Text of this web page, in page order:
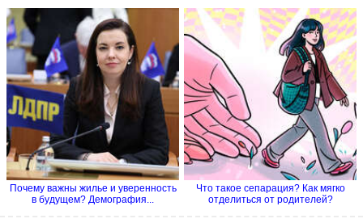
Почему важны жилье и уверенность
в будущем? Демография...
Что такое сепарация? Как мягко
отделиться от родителей?